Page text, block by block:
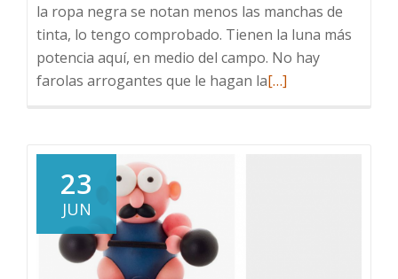
la ropa negra se notan menos las manchas de
tinta, lo tengo comprobado. Tienen la luna más
potencia aquí, en medio del campo. No hay
farolas arrogantes que le hagan laLeer
[…]
23
JUN